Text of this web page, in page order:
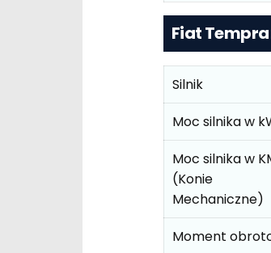
Fiat Tempra
Silnik
Moc silnika w
Moc silnika w
(Konie
Mechaniczne)
Moment